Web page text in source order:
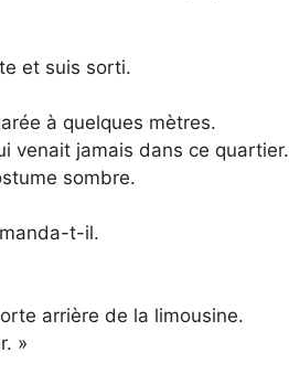
et suis sorti.
à quelques mètres.
venait jamais dans ce quartier.
sombre.
t-il.
arrière de la limousine.
»